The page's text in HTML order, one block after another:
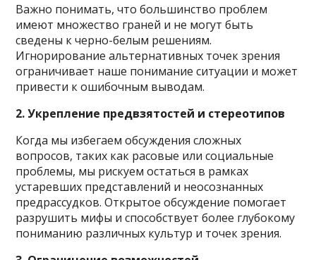
Важно понимать, что большинство проблем
имеют множество граней и не могут быть
сведены к черно-белым решениям.
Игнорирование альтернативных точек зрения
ограничивает наше понимание ситуации и может
привести к ошибочным выводам.
2. Укрепление предвзятостей и стереотипов
Когда мы избегаем обсуждения сложных
вопросов, таких как расовые или социальные
проблемы, мы рискуем остаться в рамках
устаревших представлений и неосознанных
предрассудков. Открытое обсуждение помогает
разрушить мифы и способствует более глубокому
пониманию различных культур и точек зрения.